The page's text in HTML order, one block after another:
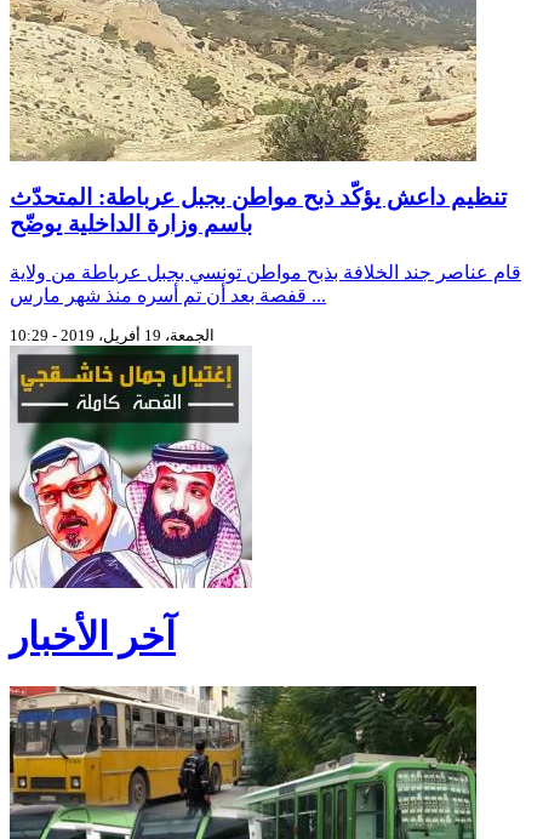
تنظيم داعش يؤكّد ذبح مواطن بجبل عرباطة: المتحدّث
باسم وزارة الداخلية يوضّح
قام عناصر جند الخلافة بذبح مواطن تونسي بجبل عرباطة من ولاية
قفصة بعد أن تم أسره منذ شهر مارس ...
الجمعة، 19 أفريل، 2019 - 10:29
آخر الأخبار